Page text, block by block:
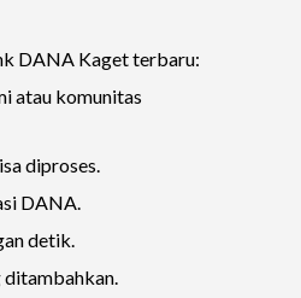
DANA Kaget terbaru:
atau komunitas
diproses.
DANA.
detik.
ditambahkan.